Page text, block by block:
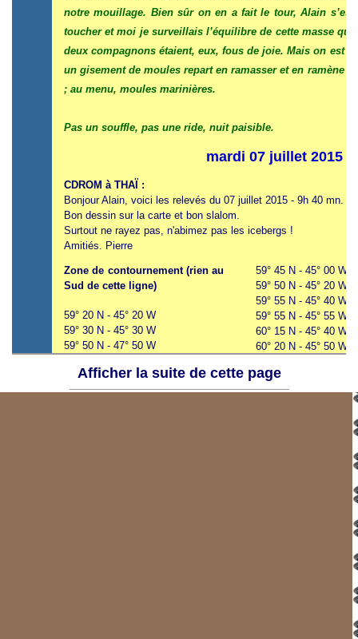
notre mouillage. Bien sûr on en a fait le tour, Alain
toucher et moi je surveillais l’équilibre de cette masse
deux compagnons étaient, eux, fous de joie. Mais on est
un gisement de moules repart en ramasser et en ramène
; au menu, moules marinières.
Pas un souffle, pas une ride, nuit paisible.
mardi 07 juillet 2015
CDROM à THAÏ :
Bonjour Alain, voici les relevés du 07 juillet 2015 - 9h 40 mn.
Bon dessin sur la carte et bon slalom.
Surtout ne rayez pas, n'abimez pas les icebergs !
Amitiés. Pierre
Zone de contournement (rien au
Sud de cette ligne)
59° 20 N - 45° 20 W
59° 30 N - 45° 30 W
59° 50 N - 47° 50 W
61° 10 N - 49° 40 W
61° 40 N - 50° 20 W
59° 45 N - 45° 00 W -
59° 50 N - 45° 20 W -
59° 55 N - 45° 40 W -
59° 55 N - 45° 55 W -
60° 15 N - 45° 40 W -
60° 20 N - 45° 50 W -
60° 15 N - 46° 45 W -
60° 30 N - 46° 10 W -
60° 35 N - 46° 50 W -
60° 35 N - 47° 10 W -
60° 30 N - 47° 30 W -
60° 40 N - 47° 20 W
60° 10 N - 47° 10 W
60° 20 N - 48° 25 W
60° 35 N - 48° 15 W
60° 40 N - 48° 25 W
60° 45 N - 49° 05 W
60° 50 N - 49° 20 W
d'autres glaces
Afficher la suite de cette page